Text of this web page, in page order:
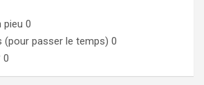
pieu 0
(pour passer le temps) 0
0